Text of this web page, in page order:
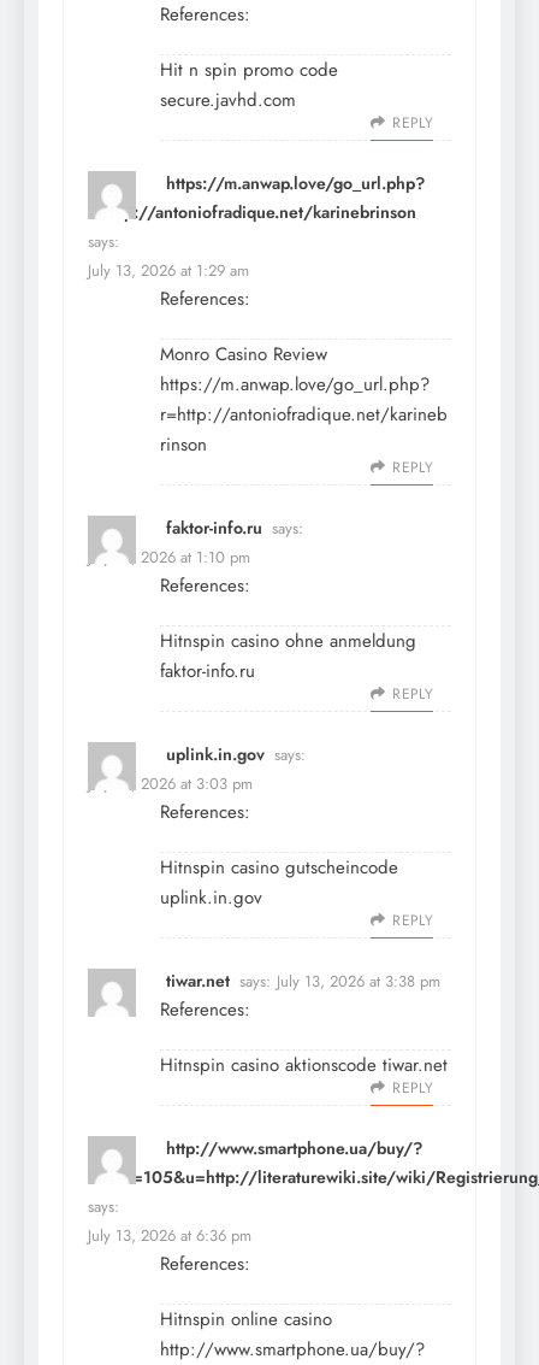
References:
Hit n spin promo code
secure.javhd.com
REPLY
https://m.anwap.love/go_url.php?
r=http://antoniofradique.net/karinebrinson
says:
July 13, 2026 at 1:29 am
References:
Monro Casino Review
https://m.anwap.love/go_url.php?
r=http://antoniofradique.net/karineb
rinson
REPLY
faktor-info.ru says:
July 13, 2026 at 1:10 pm
References:
Hitnspin casino ohne anmeldung
faktor-info.ru
REPLY
uplink.in.gov says:
July 13, 2026 at 3:03 pm
References:
Hitnspin casino gutscheincode
uplink.in.gov
REPLY
tiwar.net says: July 13, 2026 at 3:38 pm
References:
Hitnspin casino aktionscode tiwar.net
REPLY
http://www.smartphone.ua/buy/?
f=1&s=105&u=http://literaturewiki.site/wiki/
says:
July 13, 2026 at 6:36 pm
References:
Hitnspin online casino
http://www.smartphone.ua/buy/?